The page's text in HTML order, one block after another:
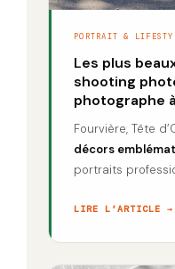
PORTRAIT &
Les plus
shooting
photographe
Fourvière, Tête
décors
portraits
LIRE L’ARTICLE →